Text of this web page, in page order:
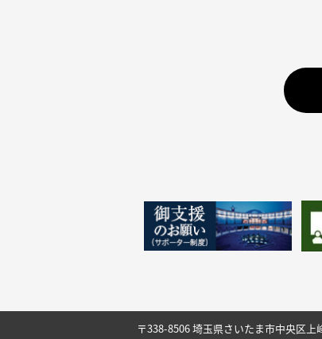
〒338-8506 埼玉県さいたま市中央区上